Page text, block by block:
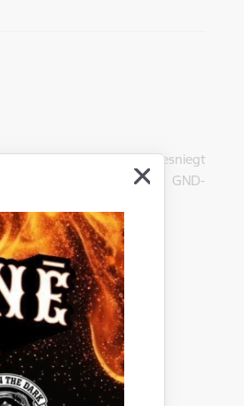
LV-4401, uzaicina iesniegt
identifikācijas Nr. GND-